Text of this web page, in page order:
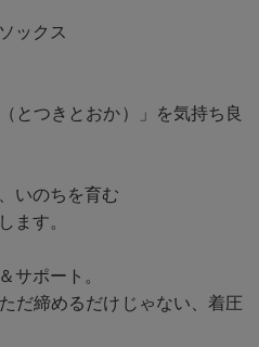
ックス
とつきとおか）」を気持ち良
いのちを育む
ます。
サポート。
だ締めるだけじゃない、着圧